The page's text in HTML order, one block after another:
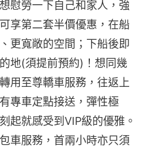
慰勞一下自己和家人，強
享第二套半價優惠，在船
更寬敞的空間；下船後即
地(須提前預約)！想同幾
用至尊轎車服務，往返上
專車定點接送，彈性極
起就感受到VIP級的優雅。
車服務，首兩小時亦只須